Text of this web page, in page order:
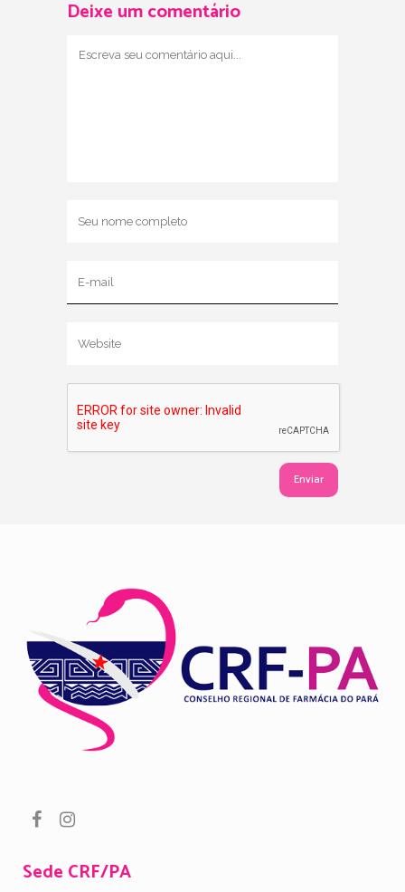
Deixe um comentário
Sede CRF/PA